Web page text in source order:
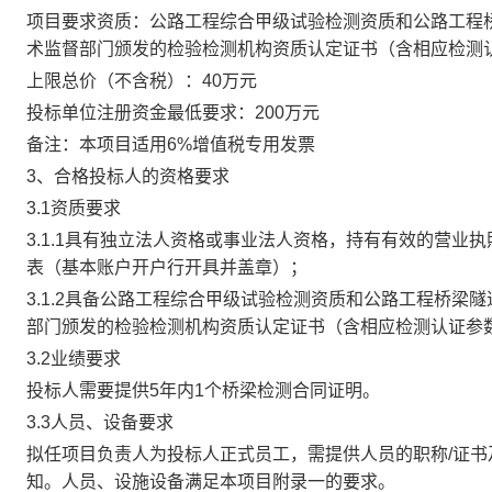
项目要求资质： 公路工程综合甲级试验检测资质和公路工
术监督部门颁发的检验检测机构资质认定证书（含相应检
上限总价（不含税）： 40万元
投标单位注册资金最低要求： 200万元
备注： 本项目适用6%增值税专用发票
3、合格投标人的资格要求
3.1资质要求
3.1.1具有独立法人资格或事业法人资格，持有有效的营业
表（基本账户开户行开具并盖章）；
3.1.2具备公路工程综合甲级试验检测资质和公路工程桥梁
部门颁发的检验检测机构资质认定证书（含相应检测认证
3.2业绩要求
投标人需要提供5年内1个桥梁检测合同证明。
3.3人员、设备要求
拟任项目负责人为投标人正式员工，需提供人员的职称/证
知。人员、设施设备满足本项目附录一的要求。